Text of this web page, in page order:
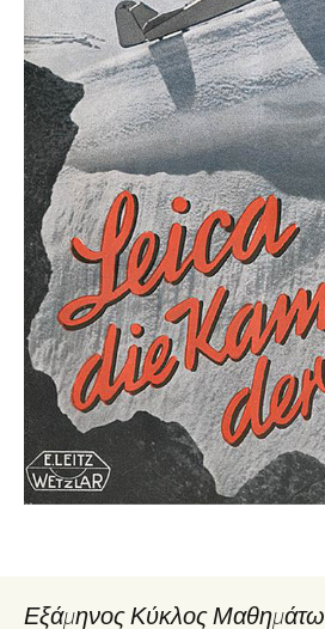
Εξάμηνος Κύκλος